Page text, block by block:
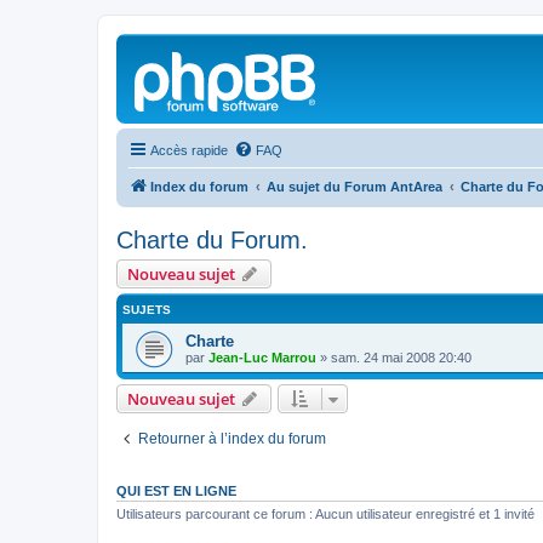
Accès rapide FAQ
Index du forum Au sujet du Forum AntArea Charte du
Charte du Forum.
Nouveau sujet
SUJETS
Charte
par Jean-Luc Marrou » sam. 24 mai 2008 20:40
Nouveau sujet
Retourner à l’index du forum
QUI EST EN LIGNE
Utilisateurs parcourant ce forum : Aucun utilisateur enregistré et 1 invité